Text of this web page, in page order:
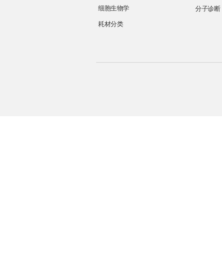
细胞生物学
耗材分类
分子诊断